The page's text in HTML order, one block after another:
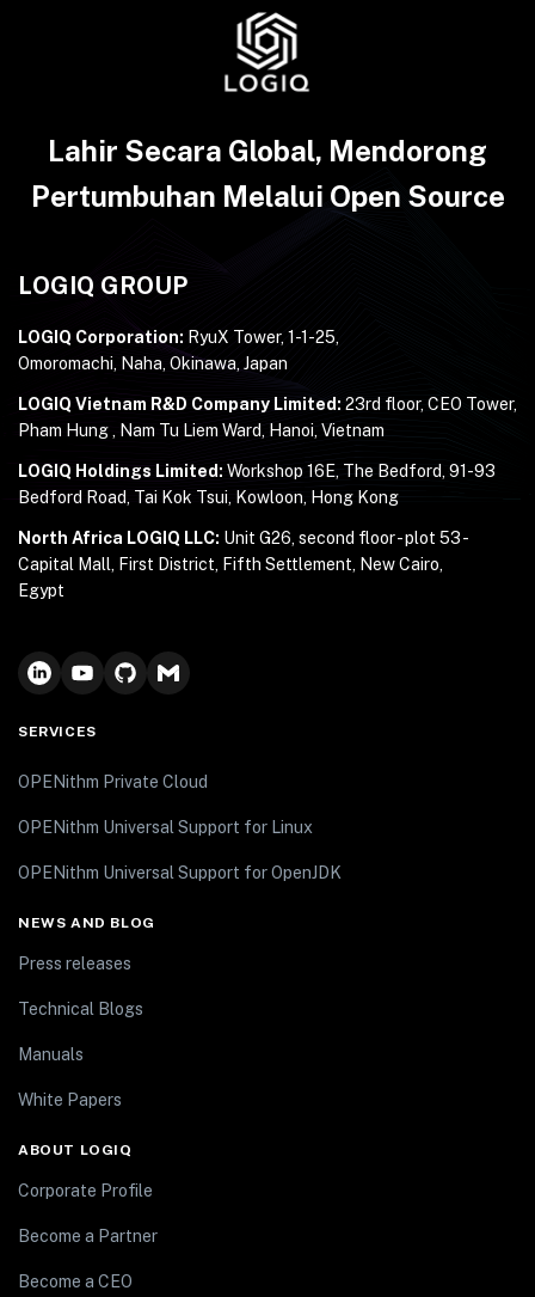
Lahir Secara Global, Mendorong
Pertumbuhan Melalui Open Source
LOGIQ GROUP
LOGIQ Corporation: RyuX Tower, 1-1-25,
Omoromachi, Naha, Okinawa, Japan
LOGIQ Vietnam R&D Company Limited: 23rd floor, CEO Tower,
Pham Hung , Nam Tu Liem Ward, Hanoi, Vietnam
LOGIQ Holdings Limited: Workshop 16E, The Bedford, 91-93
Bedford Road, Tai Kok Tsui, Kowloon, Hong Kong
North Africa LOGIQ LLC: Unit G26, second floor - plot 53 -
Capital Mall, First District, Fifth Settlement, New Cairo,
Egypt
SERVICES
OPENithm Private Cloud
OPENithm Universal Support for Linux
OPENithm Universal Support for OpenJDK
NEWS AND BLOG
Press releases
Technical Blogs
Manuals
White Papers
ABOUT LOGIQ
Corporate Profile
Become a Partner
Become a CEO